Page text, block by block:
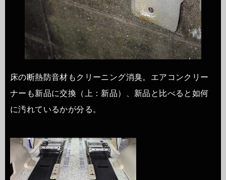
床の断熱防音材もクリーニング消臭。エアコンクリー
ナーも新品に交換（上：新品）、新品と比べると如何
に汚れているかが分る。